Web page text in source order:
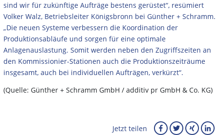
sind wir für zukünftige Aufträge bestens gerüstet“, resümiert
Volker Walz, Betriebsleiter Königsbronn bei Günther + Schramm.
„Die neuen Systeme verbessern die Koordination der
Produktionsabläufe und sorgen für eine optimale
Anlagenauslastung. Somit werden neben den Zugriffszeiten an
den Kommissionier-Stationen auch die Produktionszeiträume
insgesamt, auch bei individuellen Aufträgen, verkürzt“.
(Quelle: Günther + Schramm GmbH / additiv pr GmbH & Co. KG)
Jetzt teilen